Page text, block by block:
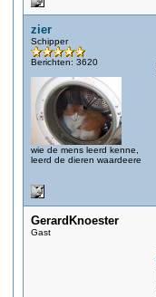
zier
Schipper
Berichten: 3620
wie de mens leerd kenne,
leerd de dieren waardeere
GerardKnoester
Gast